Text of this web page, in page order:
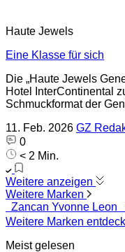
Haute Jewels
Eine Klasse für sich
Die „Haute Jewels
Hotel InterContinental
Schmuckformat der
11. Feb. 2026 GZ
0
< 2 Min.
Weitere anzeigen
Weitere Marken
Zancan Yvonne Leon
Weitere Marken
Meist gelesen